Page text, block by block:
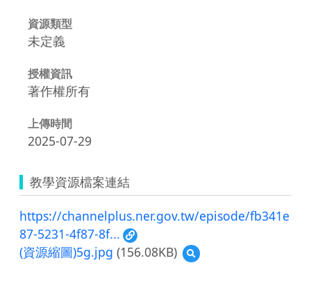
資源類型
未定義
授權資訊
著作權所有
上傳時間
2025-07-29
教學資源檔案連結
https://channelplus.ner.gov.tw/episode/fb341e
87-5231-4f87-8f...
(資源縮圖)5g.jpg (156.08KB)
預
覽